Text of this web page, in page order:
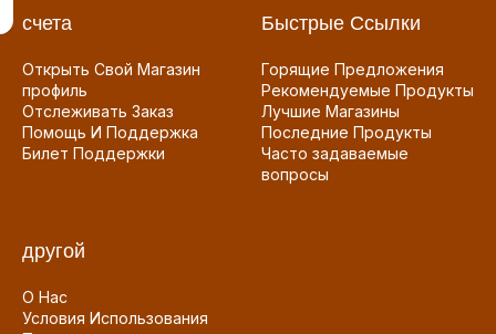
счета
Открыть Свой Магазин
профиль
Отслеживать Заказ
Помощь И Поддержка
Билет Поддержки
Быстрые Ссылки
Горящие Предложения
Рекомендуемые Продукты
Лучшие Магазины
Последние Продукты
Часто задаваемые
вопросы
другой
О Нас
Условия Использования